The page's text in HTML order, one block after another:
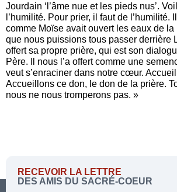
Jourdain ‘l’âme nue et les pieds nus’.
l’humilité. Pour prier, il faut de l’humilité.
comme Moïse avait ouvert les eaux de
que nous puissions tous passer derrière
offert sa propre prière, qui est son
Père. Il nous l’a offert comme une
veut s’enraciner dans notre cœur.
Accueillons ce don, le don de la prière.
nous ne nous tromperons pas. »
RECEVOIR LA LETTRE
DES AMIS DU SACRÉ-COEUR